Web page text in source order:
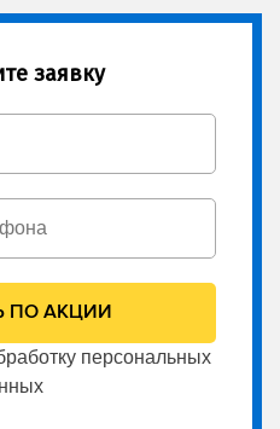
заявку
персональных